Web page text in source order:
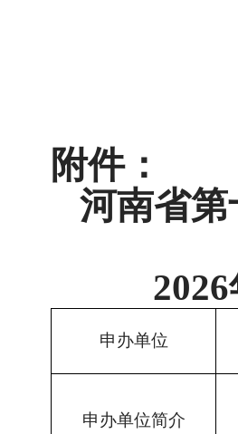
附件：
河南省
申办单位
申办单位简介